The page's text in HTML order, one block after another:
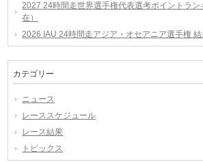
2027 24時間走世界選手権代表選考ポイントラ
在）
2026 IAU 24時間走アジア・オセアニア選手権 結
カテゴリー
ニュース
レーススケジュール
レース結果
トピックス